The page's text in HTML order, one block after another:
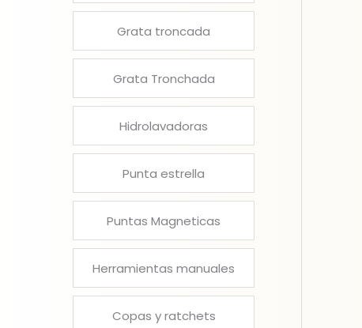
Grata troncada
Grata Tronchada
Hidrolavadoras
Punta estrella
Puntas Magneticas
Herramientas manuales
Copas y ratchets